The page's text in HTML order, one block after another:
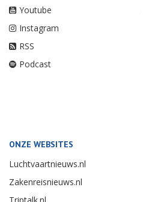
Youtube
Instagram
RSS
Podcast
ONZE WEBSITES
Luchtvaartnieuws.nl
Zakenreisnieuws.nl